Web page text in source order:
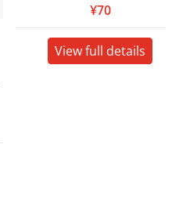
¥70
View full details